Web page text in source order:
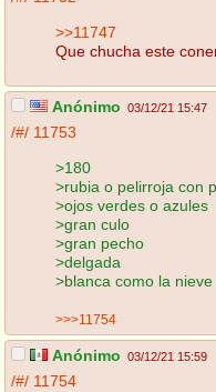
>>11747
Que chucha este
Anónimo 03/12/21 15:47
/#/ 11753
>180
>rubia o pelirroja con
>ojos verdes o azules
>gran culo
>gran pecho
>delgada
>blanca como la nieve
>>>11754
Anónimo 03/12/21 15:59
/#/ 11754